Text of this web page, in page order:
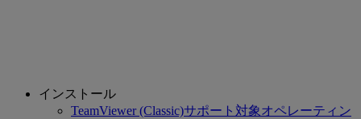
インストール
TeamViewer (Classic)サポート対象オペレーティン